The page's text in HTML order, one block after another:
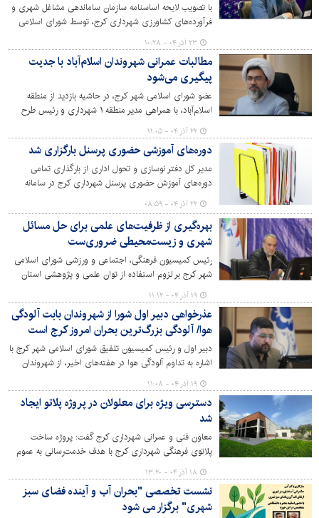
با تصویب لایحه اساسنامه سازمان ساماندهی مشاغل شهری و
فرآورده‌های کشاورزی شهرداری کرج، توسط شورای اسلامی
شهر و تبادل و ابلاغ آن توسط سازمان شهرداری‌ها و
دهیاری‌های کشور، از این پس این سازمان با شخصیت
حقوقی مستقل تحت نظارت شهرداری کرج و با اصول بازرگانی
شد.
۲۳ آذر ۰۴ - ۱۰:۲۸
مطالبات عمرانی شهروندان اسلام‌آباد با جدیت
پیگیری می‌شود
عضو شورای اسلامی شهر کرج، در حاشیه بازدید از منطقه
اسلام‌آباد، با همراهی مدیر منطقه ۱ شهرداری و رئیس طرح
ساماندهی تپه مرادآب، اظهار کرد: رسیدگی به مطالبات مردم
این محدوده به‌ویژه در حوزه‌های روشنایی معابر، نصب پایه و
چراغ‌ها و بهسازی و آسفالت مسیرها در اولویت مدیریت
شهری قرار دارد.
۲۲ آذر ۰۴ - ۱۱:۰۵
دوره‌های آموزشی حضوری پرسنل بارگزاری شد
مدیر کل دفتر نوسازی و تحول اداری از بارگذاری تمامی
دوره‌های آموزش حضوری پرسنل شهرداری کرج در سامانه
آموزش ضمن خدمت کارکنان خبر داد.
۲۲ آذر ۰۴ - ۰۸:۵۹
بهره‌گیری از ظرفیت‌های علمی برای حل مسائل
شهری و زیست‌محیطی ضروری‌ست
رئیس کمیسیون فرهنگی، اجتماعی و ورزشی شورای اسلامی
شهر کرج بر لزوم استفاده از توان علمی و پژوهشی استان
برای ارتقای مدیریت شهری تأکید کرد.
۱۹ آذر ۰۴ - ۱۱:۱۲
عذرخواهی دبیر اول شورا از شهروندان بابت آلودگی
هوا/ آلودگی بزرگ‌ترین بحران امروز کرج است
دبیر اول و رئیس کمیسیون تلفیق شورای اسلامی شهر کرج با
اشاره به تداوم آلودگی هوا در هفته‌های اخیر، از شهروندان
عذرخواهی کرد و خواستار قرار گرفتن حل این بحران در اولویت
عملی مدیریت شهری شد.
۱۹ آذر ۰۴ - ۱۱:۰۸
دسترسی ویژه برای معلولان در پروژه پلاتو ایجاد
شد
معاون فنی و عمرانی شهرداری کرج گفت: پروژه ساخت
پلاتوی فرهنگی شهرداری کرج با هدف خدمت‌رسانی به عموم
مردم، به‌ویژه عزیزان دارای معلولیت احداث شده است.
۱۸ آذر ۰۴ - ۱۳:۲۰
نشست تخصصی "بحران آب و آینده فضای سبز
شهری" برگزار می شود